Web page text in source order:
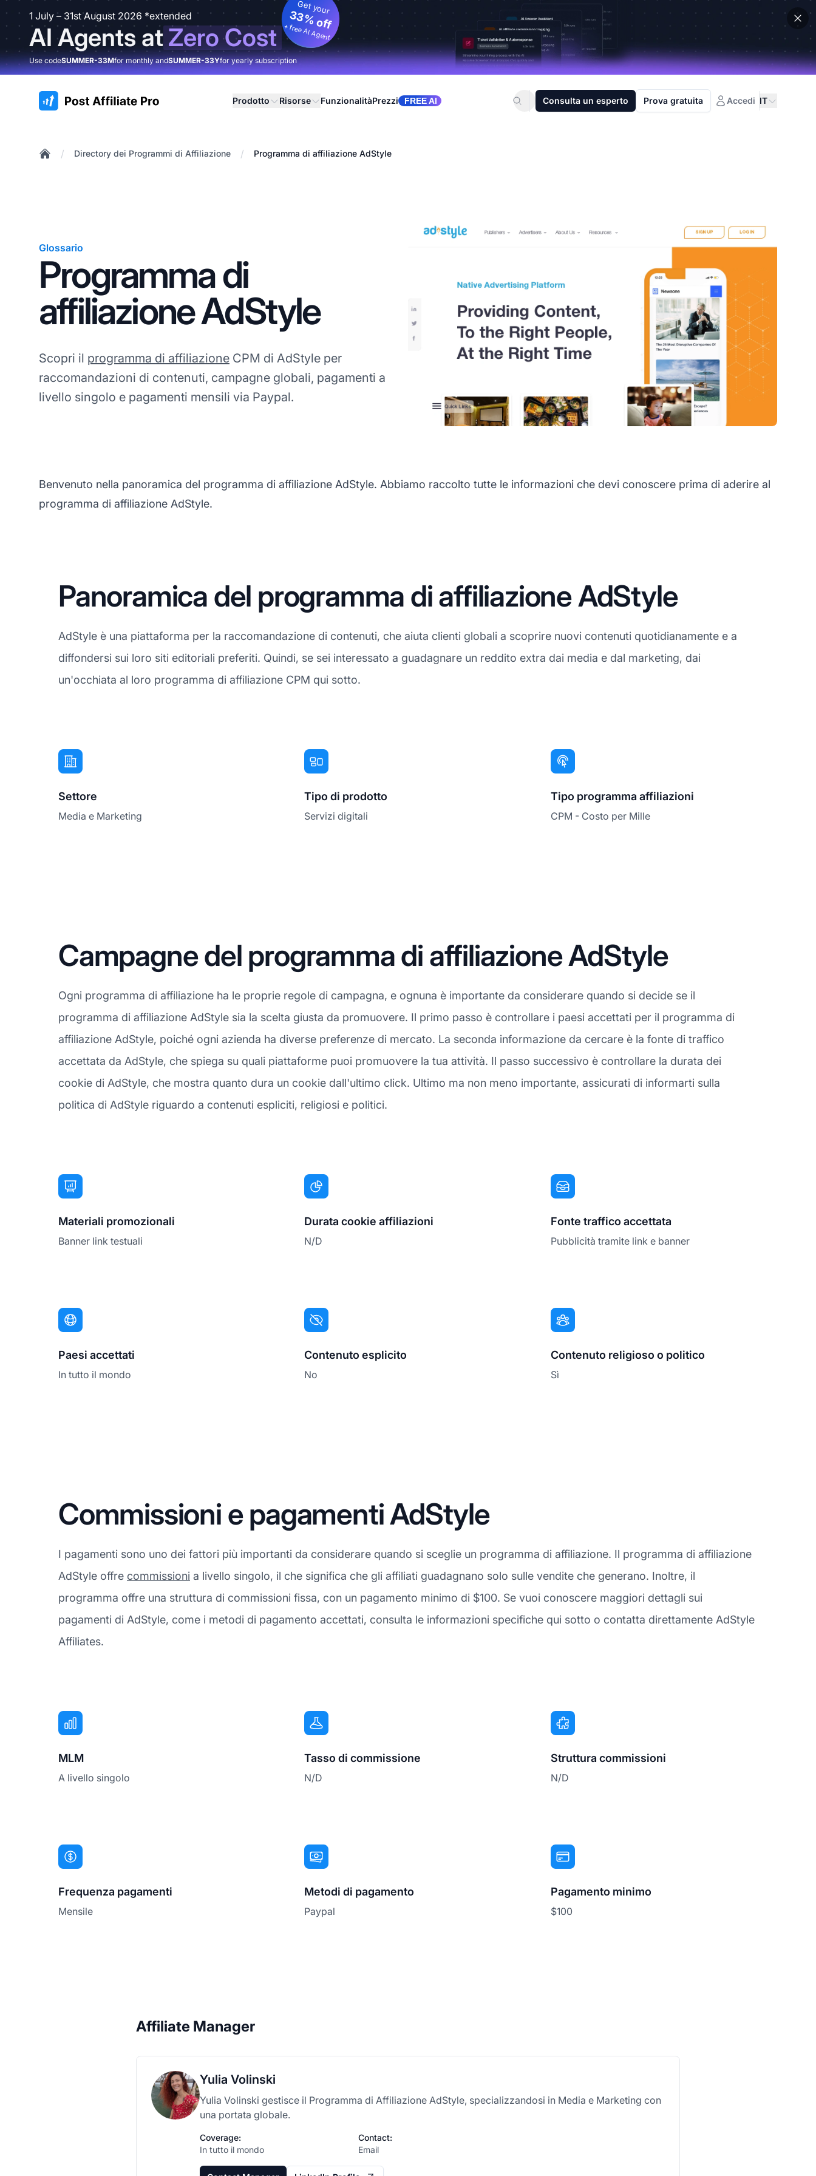
1 July – 31st August 2026 *extended
AI Agents atZero Cost
Get your
33% off
+ free AI Agent
Use codeSUMMER-33Mfor monthly andSUMMER-33Yfor yearly subscription
:site.title Prodotto Risorse FunzionalitàPrezzi FREE AI Consulta un esperto Prova gratuita Accedi IT
/ Directory dei Programmi di Affiliazione / Programma di affiliazione AdStyle
Glossario
Programma di
affiliazione AdStyle
Scopri il programma di affiliazione CPM di AdStyle per
raccomandazioni di contenuti, campagne globali, pagamenti a
livello singolo e pagamenti mensili via Paypal.
Benvenuto nella panoramica del programma di affiliazione AdStyle. Abbiamo raccolto tutte le informazioni che devi conoscere prima di aderire al
programma di affiliazione AdStyle.
Panoramica del programma di affiliazione AdStyle
AdStyle è una piattaforma per la raccomandazione di contenuti, che aiuta clienti globali a scoprire nuovi contenuti quotidianamente e a
diffondersi sui loro siti editoriali preferiti. Quindi, se sei interessato a guadagnare un reddito extra dai media e dal marketing, dai
un'occhiata al loro programma di affiliazione CPM qui sotto.
Settore
Media e Marketing
Tipo di prodotto
Servizi digitali
Tipo programma affiliazioni
CPM - Costo per Mille
Campagne del programma di affiliazione AdStyle
Ogni programma di affiliazione ha le proprie regole di campagna, e ognuna è importante da considerare quando si decide se il
programma di affiliazione AdStyle sia la scelta giusta da promuovere. Il primo passo è controllare i paesi accettati per il programma di
affiliazione AdStyle, poiché ogni azienda ha diverse preferenze di mercato. La seconda informazione da cercare è la fonte di traffico
accettata da AdStyle, che spiega su quali piattaforme puoi promuovere la tua attività. Il passo successivo è controllare la durata dei
cookie di AdStyle, che mostra quanto dura un cookie dall'ultimo click. Ultimo ma non meno importante, assicurati di informarti sulla
politica di AdStyle riguardo a contenuti espliciti, religiosi e politici.
Materiali promozionali
Banner link testuali
Durata cookie affiliazioni
N/D
Fonte traffico accettata
Pubblicità tramite link e banner
Paesi accettati
In tutto il mondo
Contenuto esplicito
No
Contenuto religioso o politico
Sì
Commissioni e pagamenti AdStyle
I pagamenti sono uno dei fattori più importanti da considerare quando si sceglie un programma di affiliazione. Il programma di affiliazione
AdStyle offre commissioni a livello singolo, il che significa che gli affiliati guadagnano solo sulle vendite che generano. Inoltre, il
programma offre una struttura di commissioni fissa, con un pagamento minimo di $100. Se vuoi conoscere maggiori dettagli sui
pagamenti di AdStyle, come i metodi di pagamento accettati, consulta le informazioni specifiche qui sotto o contatta direttamente AdStyle
Affiliates.
MLM
A livello singolo
Tasso di commissione
N/D
Struttura commissioni
N/D
Frequenza pagamenti
Mensile
Metodi di pagamento
Paypal
Pagamento minimo
$100
Affiliate Manager
Yulia Volinski
Yulia Volinski gestisce il Programma di Affiliazione AdStyle, specializzandosi in Media e Marketing con
una portata globale.
Coverage:
In tutto il mondo
Contact:
Email